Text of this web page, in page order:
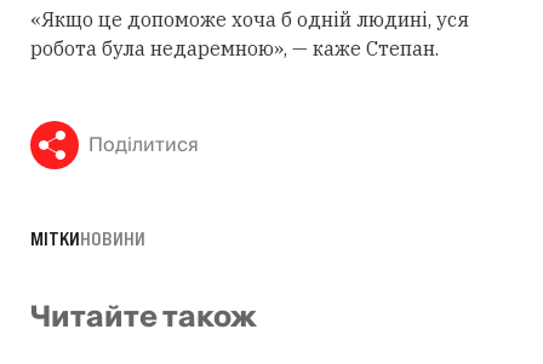
«Якщо це допоможе хоча б одній людині, уся
робота була недаремною», — каже Степан.
Поділитися
МІТКИНОВИНИ
Читайте також